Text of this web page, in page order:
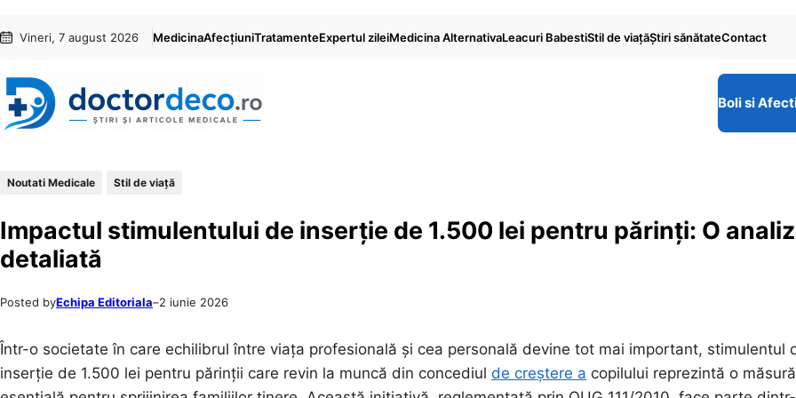
conținut
content
Vineri, 7 august 2026 MedicinaAfecțiuniTratamenteExpertul zileiMedicina AlternativaLeacuri BabestiStil de viaţăŞtiri sănătateContact
Boli si
Noutati Medicale Stil de viaţă
Impactul stimulentului de inserție de 1.500 lei pentru părinți: O
detaliată
Posted byEchipa Editoriala–2 iunie 2026
Într-o societate în care echilibrul între viața profesională și cea personală devine tot mai important, stimulentul
inserție de 1.500 lei pentru părinții care revin la muncă din concediul de creștere a copilului reprezintă o măsură